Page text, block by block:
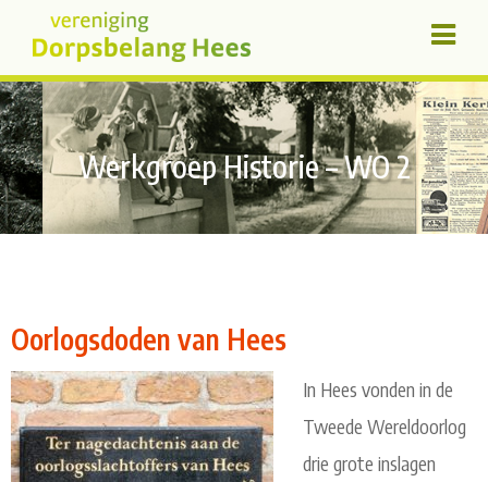
Werkgroep Historie – WO 2
Oorlogsdoden van Hees
In Hees vonden in de
Tweede Wereldoorlog
drie grote inslagen